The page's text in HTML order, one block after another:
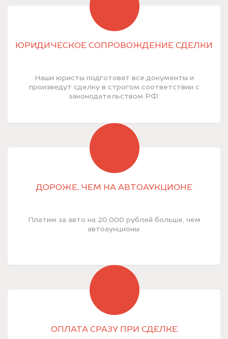
ЮРИДИЧЕСКОЕ СОПРОВОЖДЕНИЕ СДЕЛКИ
Наши юристы подготовят все документы и
произведут сделку в строгом соответствии с
законодательством РФ.
ДОРОЖЕ, ЧЕМ НА АВТОАУКЦИОНЕ
Платим за авто на 20.000 рублей больше, чем
автоаукционы.
ОПЛАТА СРАЗУ ПРИ СДЕЛКЕ